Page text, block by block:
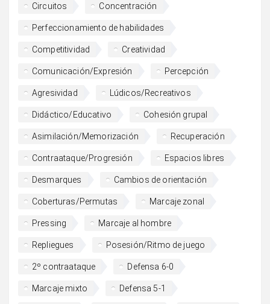
Circuitos Concentración
Perfeccionamiento de habilidades
Competitividad Creatividad
Comunicación/Expresión Percepción
Agresividad Lúdicos/Recreativos
Didáctico/Educativo Cohesión grupal
Asimilación/Memorización Recuperación
Contraataque/Progresión Espacios libres
Desmarques Cambios de orientación
Coberturas/Permutas Marcaje zonal
Pressing Marcaje al hombre
Repliegues Posesión/Ritmo de juego
2º contraataque Defensa 6-0
Marcaje mixto Defensa 5-1